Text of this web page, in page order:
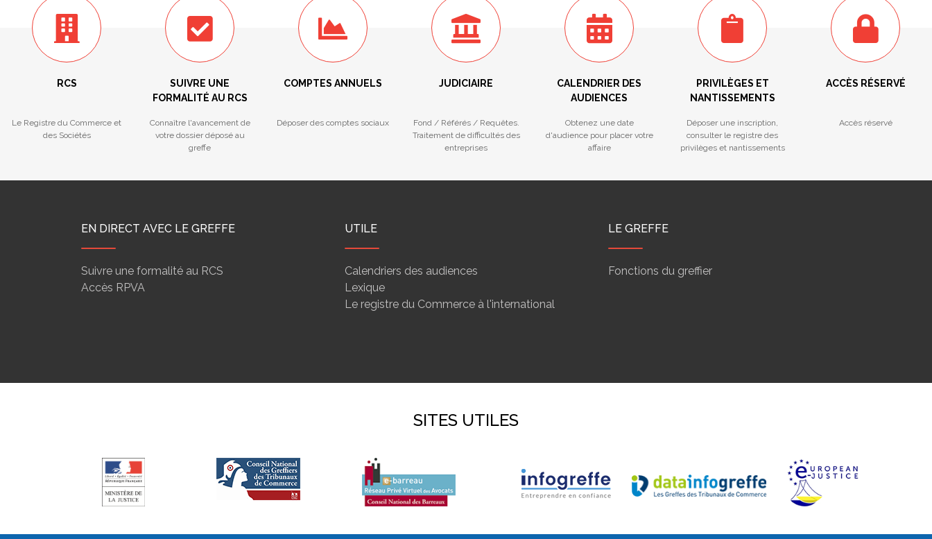
RCS
Le Registre du Commerce et
des Sociétés
SUIVRE UNE
FORMALITÉ AU RCS
Connaître l'avancement de
votre dossier déposé au
greffe
COMPTES ANNUELS
Déposer des comptes sociaux
JUDICIAIRE
Fond / Référés / Requêtes.
Traitement de difficultés des
entreprises
CALENDRIER DES
AUDIENCES
Obtenez une date
d'audience pour placer votre
affaire
PRIVILÈGES ET
NANTISSEMENTS
Déposer une inscription,
consulter le registre des
privilèges et nantissements
ACCÈS RÉSERVÉ
Accès réservé
EN DIRECT AVEC LE GREFFE
Suivre une formalité au RCS
Accès RPVA
UTILE
Calendriers des audiences
Lexique
Le registre du Commerce à l'international
LE GREFFE
Fonctions du greffier
SITES UTILES